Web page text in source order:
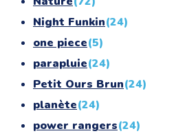
Night Funkin(24)
one piece(5)
parapluie(24)
Petit Ours Brun(24)
planète(24)
power rangers(24)